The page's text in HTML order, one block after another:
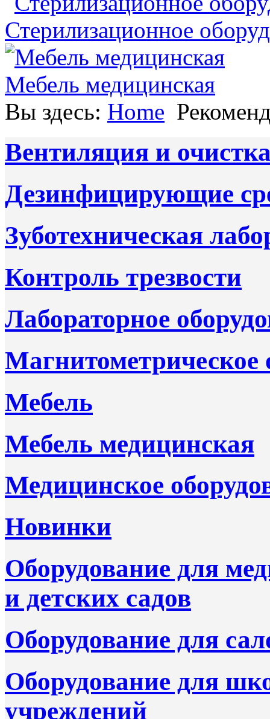
Стерилизационное
Мебель медицинская
Вы здесь: Home
Вентиляция и
Дезинфицирующие
Зуботехническая
Контроль трезвости
Лабораторное
Магнитометрическое
Мебель
Мебель медицинская
Медицинское
Новинки
Оборудование для
и детских садов
Оборудование для
Оборудование для
учреждений